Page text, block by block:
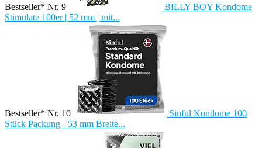
Bestseller* Nr. 9
BILLY BOY Kondome
Stimulate 100er | 52 mm | mit...
Bestseller* Nr. 10
Sinful Kondome 100
Stück Packung - 53 mm Breite...